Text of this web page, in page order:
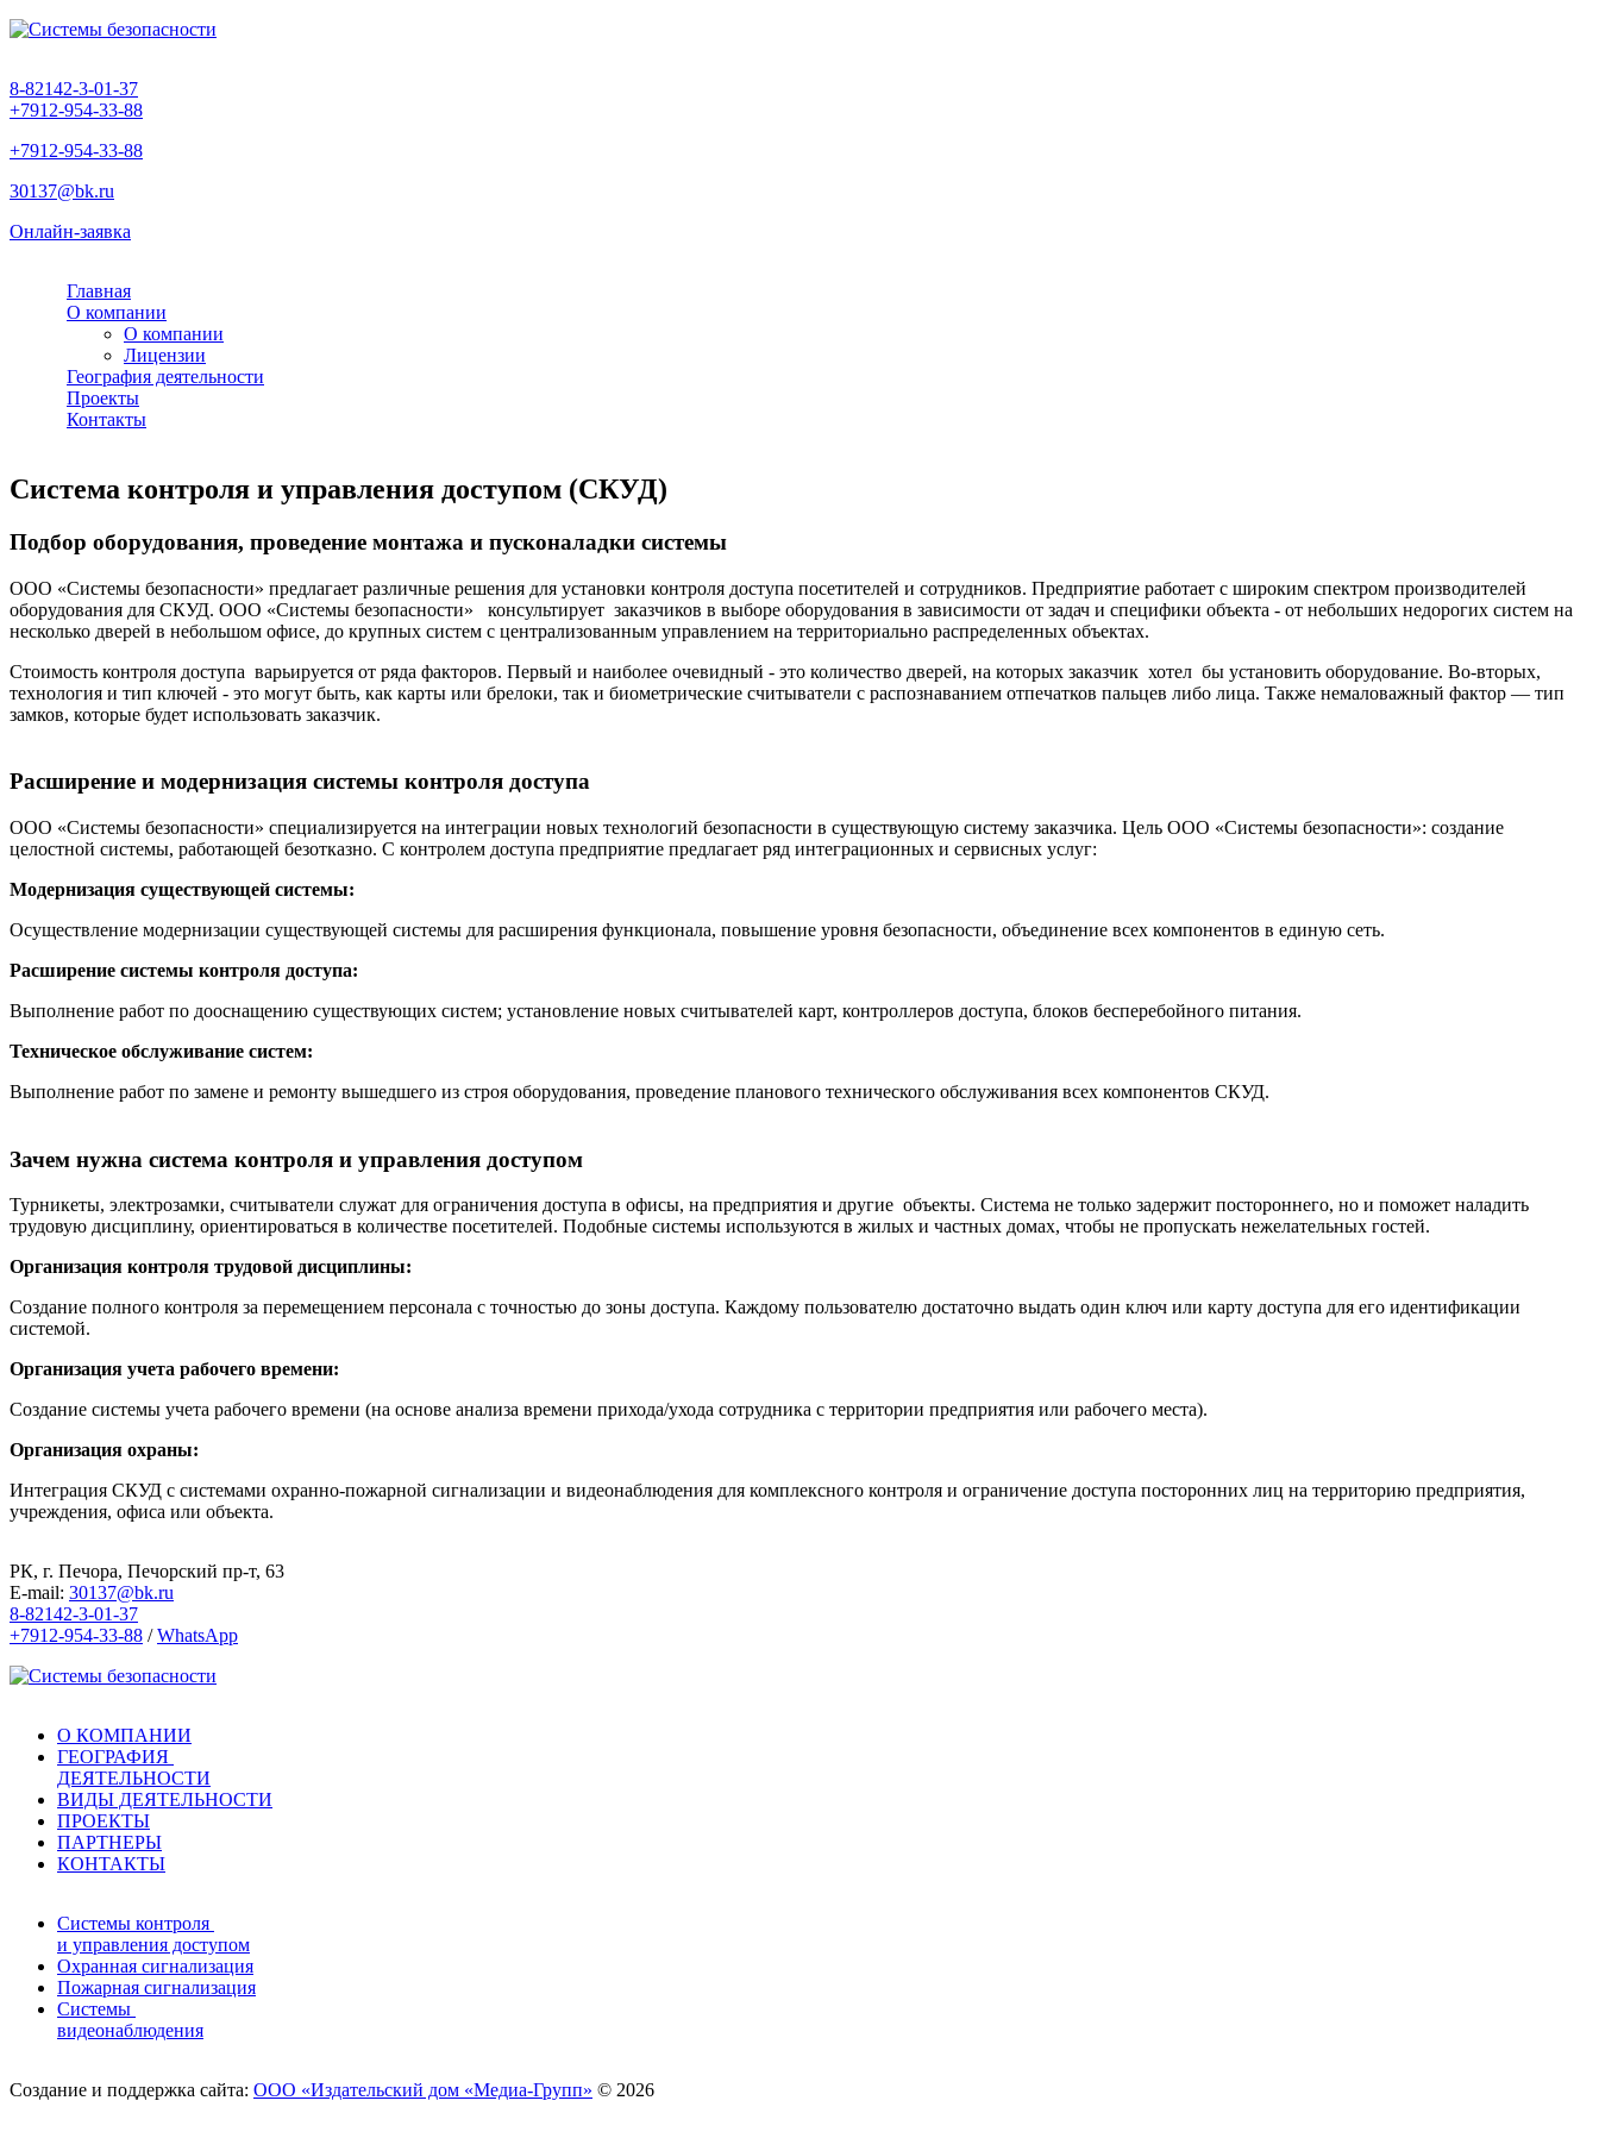
8-82142-3-01-37
+7912-954-33-88
+7912-954-33-88
30137@bk.ru
Онлайн-заявка
Главная
О компании
О компании
Лицензии
География деятельности
Проекты
Контакты
Система контроля и управления доступом (СКУД)
Подбор оборудования, проведение монтажа и пусконаладки системы
ООО «Системы безопасности» предлагает различные решения для установки контроля доступа посетителей и сотрудников. Предприятие работает с широким спектром производителей
оборудования для СКУД. ООО «Системы безопасности» консультирует заказчиков в выборе оборудования в зависимости от задач и специфики объекта - от небольших недорогих систем на
несколько дверей в небольшом офисе, до крупных систем с централизованным управлением на территориально распределенных объектах.
Стоимость контроля доступа варьируется от ряда факторов. Первый и наиболее очевидный - это количество дверей, на которых заказчик хотел бы установить оборудование. Во-вторых,
технология и тип ключей - это могут быть, как карты или брелоки, так и биометрические считыватели с распознаванием отпечатков пальцев либо лица. Также немаловажный фактор — тип
замков, которые будет использовать заказчик.
Расширение и модернизация системы контроля доступа
ООО «Системы безопасности» специализируется на интеграции новых технологий безопасности в существующую систему заказчика. Цель ООО «Системы безопасности»: создание
целостной системы, работающей безотказно. С контролем доступа предприятие предлагает ряд интеграционных и сервисных услуг:
Модернизация существующей системы:
Осуществление модернизации существующей системы для расширения функционала, повышение уровня безопасности, объединение всех компонентов в единую сеть.
Расширение системы контроля доступа:
Выполнение работ по дооснащению существующих систем; установление новых считывателей карт, контроллеров доступа, блоков бесперебойного питания.
Техническое обслуживание систем:
Выполнение работ по замене и ремонту вышедшего из строя оборудования, проведение планового технического обслуживания всех компонентов СКУД.
Зачем нужна система контроля и управления доступом
Турникеты, электрозамки, считыватели служат для ограничения доступа в офисы, на предприятия и другие объекты. Система не только задержит постороннего, но и поможет наладить
трудовую дисциплину, ориентироваться в количестве посетителей. Подобные системы используются в жилых и частных домах, чтобы не пропускать нежелательных гостей.
Организация контроля трудовой дисциплины:
Создание полного контроля за перемещением персонала с точностью до зоны доступа. Каждому пользователю достаточно выдать один ключ или карту доступа для его идентификации
системой.
Организация учета рабочего времени:
Создание системы учета рабочего времени (на основе анализа времени прихода/ухода сотрудника с территории предприятия или рабочего места).
Организация охраны:
Интеграция СКУД с системами охранно-пожарной сигнализации и видеонаблюдения для комплексного контроля и ограничение доступа посторонних лиц на территорию предприятия,
учреждения, офиса или объекта.
РК, г. Печора, Печорский пр-т, 63
E-mail: 30137@bk.ru
8-82142-3-01-37
+7912-954-33-88 /WhatsApp
О КОМПАНИИ
ГЕОГРАФИЯ
ДЕЯТЕЛЬНОСТИ
ВИДЫ ДЕЯТЕЛЬНОСТИ
ПРОЕКТЫ
ПАРТНЕРЫ
КОНТАКТЫ
Системы контроля
и управления доступом
Охранная сигнализация
Пожарная сигнализация
Системы
видеонаблюдения
Создание и поддержка сайта: ООО «Издательский дом «Медиа-Групп» © 2026